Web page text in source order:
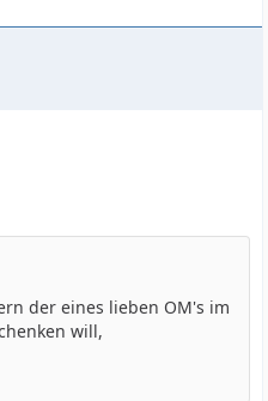
der eines lieben OM's im
will,